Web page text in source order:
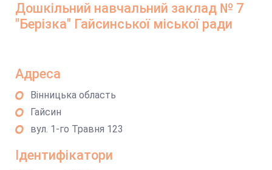
Дошкільний навчальний заклад № 7
"Берізка" Гайсинської міської ради
Адреса
Вінницька область
Гайсин
вул. 1-го Травня 123
Ідентифікатори